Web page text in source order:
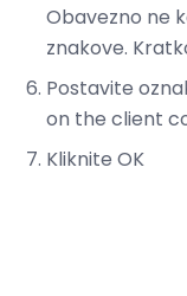
Obavezno ne
znakove.
Postavite
on the client
Kliknite OK